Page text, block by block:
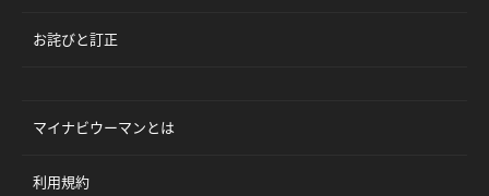
お詫びと訂正
マイナビウーマンとは
利用規約